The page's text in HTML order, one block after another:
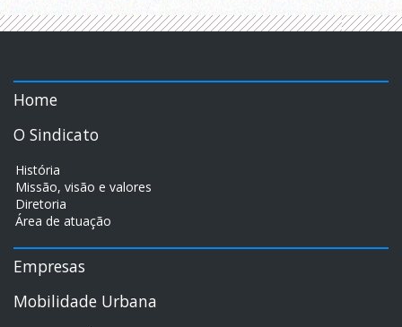
Home
O Sindicato
História
Missão, visão e valores
Diretoria
Área de atuação
Empresas
Mobilidade Urbana